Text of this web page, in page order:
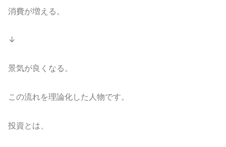
消費が増える。
↓
景気が良くなる。
この流れを理論化した人物です。
投資とは、